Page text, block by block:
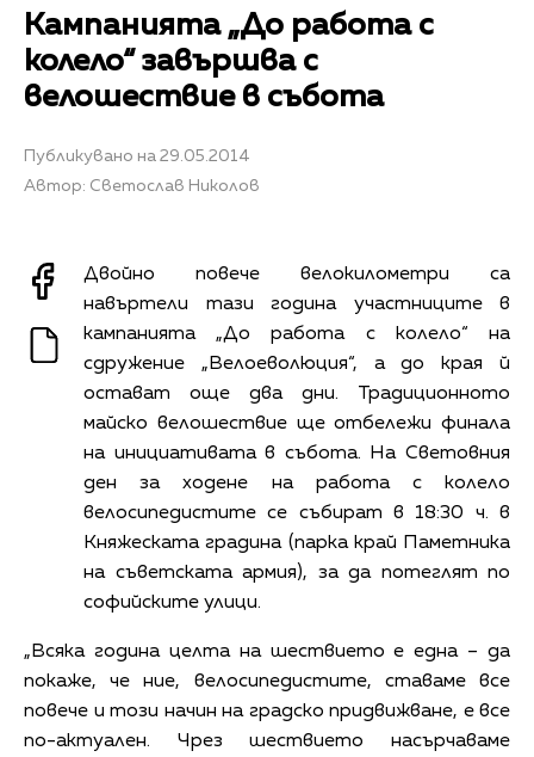
Кампанията „До работа с
колело“ завършва с
велошествие в събота
Публикувано на 29.05.2014
Автор: Светослав Николов
Двойно повече велокилометри са
навъртели тази година участниците в
кампанията „До работа с колело“ на
сдружение „Велоеволюция“, а до края й
остават още два дни. Традиционното
майско велошествие ще отбележи финала
на инициативата в събота. На Световния
ден за ходене на работа с колело
велосипедистите се събират в 18:30 ч. в
Княжеската градина (парка край Паметника
на съветската армия), за да потеглят по
софийските улици.
„Всяка година целта на шествието е една – да
покаже, че ние, велосипедистите, ставаме все
повече и този начин на градско придвижване, е все
по-актуален. Чрез шествието насърчаваме